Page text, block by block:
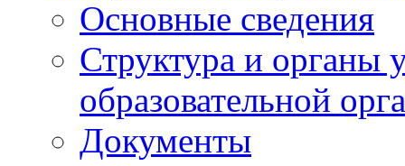
Основные сведения
Структура и органы
образовательной
Документы